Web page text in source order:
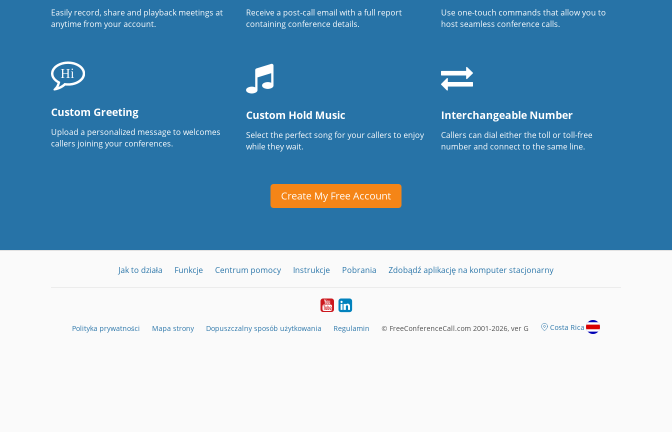
Easily record, share and playback meetings at
anytime from your account.
Receive a post-call email with a full report
containing conference details.
Use one-touch commands that allow you to
host seamless conference calls.
Custom Greeting
Upload a personalized message to welcomes
callers joining your conferences.
Custom Hold Music
Select the perfect song for your callers to enjoy
while they wait.
Interchangeable Number
Callers can dial either the toll or toll-free
number and connect to the same line.
Create My Free Account
Jak to działa Funkcje Centrum pomocy Instrukcje Pobrania Zdobądź aplikację na komputer stacjonarny
YouTubeLinkedIn
Polityka prywatności Mapa strony Dopuszczalny sposób użytkowania Regulamin © FreeConferenceCall.com 2001-2026, ver G Costa Rica